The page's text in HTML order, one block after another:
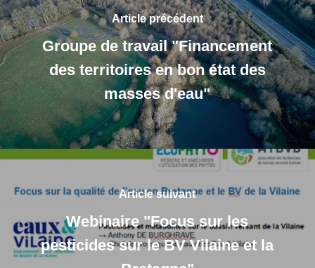
Article précédent
Groupe de travail "Financement
des territoires en bon état des
masses d'eau"
Article suivant
Webinaire "Focus sur les
pesticides sur le BV Vilaine et la